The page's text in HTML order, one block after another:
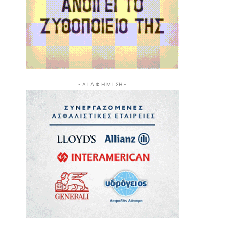
- Δ Ι Α Φ Η Μ Ι ΣΗ -